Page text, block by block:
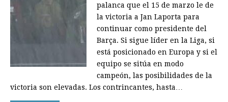
palanca que el 15 de marzo le de
la victoria a Jan Laporta para
continuar como presidente del
Barça. Si sigue líder en la Liga, si
está posicionado en Europa y si el
equipo se sitúa en modo
campeón, las posibilidades de la
victoria son elevadas. Los contrincantes, hasta…